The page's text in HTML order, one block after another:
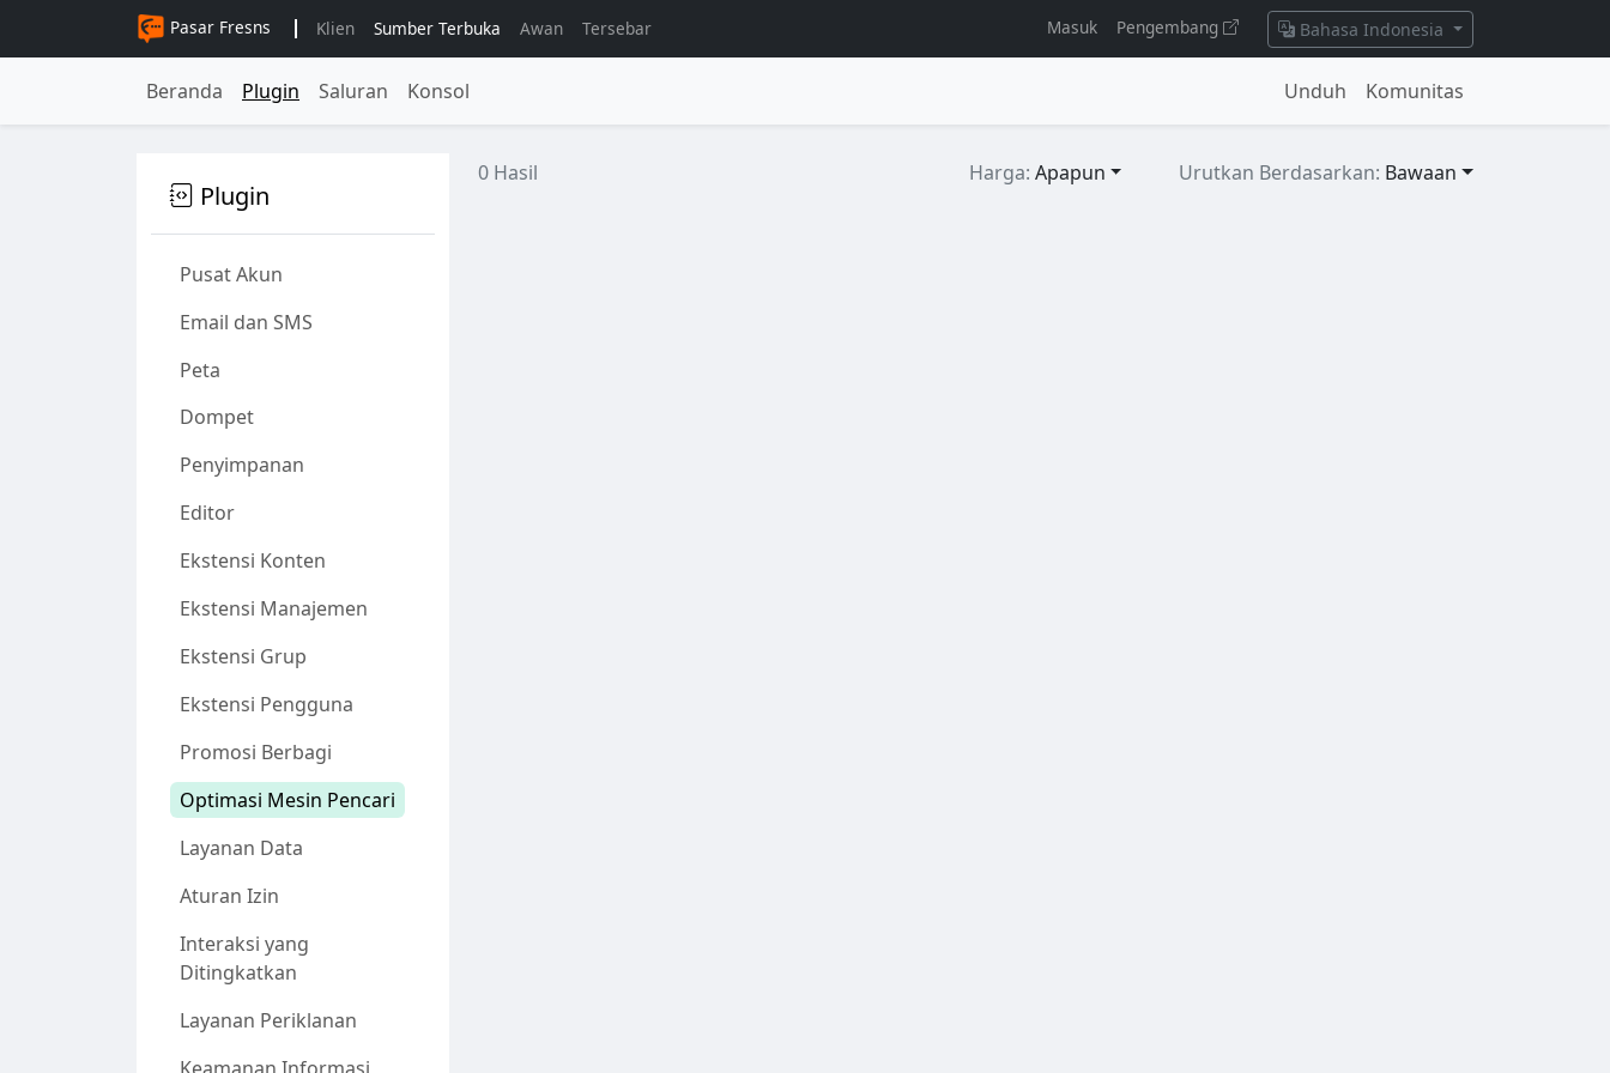
Pasar Fresns Klien Sumber Terbuka Awan Tersebar Masuk Pengembang Bahasa Indonesia
Beranda Plugin Saluran Konsol Unduh Komunitas
Plugin
Pusat Akun
Email dan SMS
Peta
Dompet
Penyimpanan
Editor
Ekstensi Konten
Ekstensi Manajemen
Ekstensi Grup
Ekstensi Pengguna
Promosi Berbagi
Optimasi Mesin Pencari
Layanan Data
Aturan Izin
Interaksi yang
Ditingkatkan
Layanan Periklanan
0 Hasil Harga: Apapun Urutkan Berdasarkan: Bawaan